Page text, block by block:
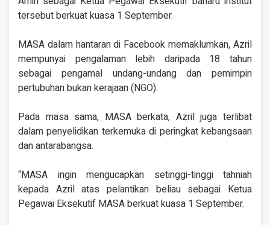
tersebut berkuat kuasa 1 September.
MASA dalam hantaran di Facebook memaklumkan, Azril
mempunyai pengalaman lebih daripada 18 tahun
sebagai pengamal undang-undang dan pemimpin
pertubuhan bukan kerajaan (NGO).
Pada masa sama, MASA berkata, Azril juga terlibat
dalam penyelidikan terkemuka di peringkat kebangsaan
dan antarabangsa.
“MASA ingin mengucapkan setinggi-tinggi tahniah
kepada Azril atas pelantikan beliau sebagai Ketua
Pegawai Eksekutif MASA berkuat kuasa 1 September.